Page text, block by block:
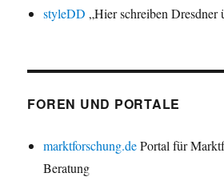
styleDD „Hier schreiben Dresdner
FOREN UND PORTALE
marktforschung.dePortal für
Beratung